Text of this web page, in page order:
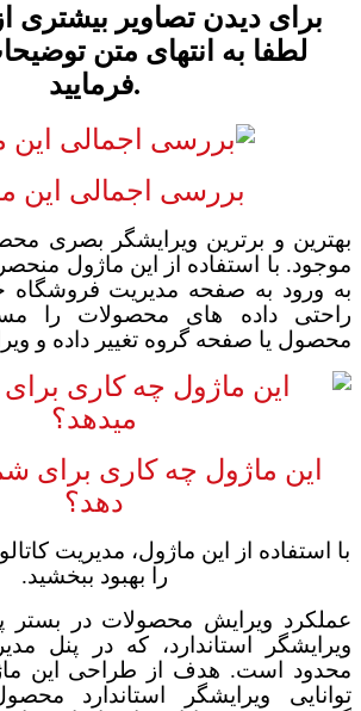
برای دیدن تصاویر بیشتری
لطفا به انتهای متن
فرمایید.
بررسی اجمالی این
بهترین و برترین ویرایشگر بصری
موجود. با استفاده از این ماژول
به ورود به صفحه مدیریت فروشگاه
راحتی داده های محصولات را
محصول یا صفحه گروه تغییر داده و
این ماژول چه کاری برای
دهد؟
با استفاده از این ماژول، مدیریت
را بهبود ببخشید.
عملکرد ویرایش محصولات در بستر
ویرایشگر استاندارد، که در پنل
محدود است. هدف از طراحی این
توانایی ویرایشگر استاندارد